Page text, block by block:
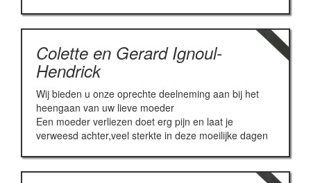
Colette en Gerard Ignoul-
Hendrick
Wij bieden u onze oprechte deelneming aan bij het
heengaan van uw lieve moeder
Een moeder verliezen doet erg pijn en laat je
verweesd achter,veel sterkte in deze moeilijke dagen